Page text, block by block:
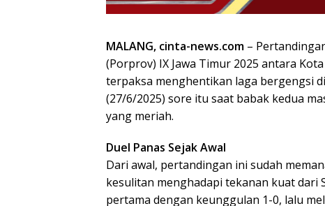
MALANG, cinta-news.com –
(Porprov) IX Jawa Timur 2025 antara
terpaksa menghentikan laga bergengsi
(27/6/2025) sore itu saat babak kedua
yang meriah.
Duel Panas Sejak Awal
Dari awal, pertandingan ini sudah
kesulitan menghadapi tekanan kuat dari
pertama dengan keunggulan 1-0, lalu